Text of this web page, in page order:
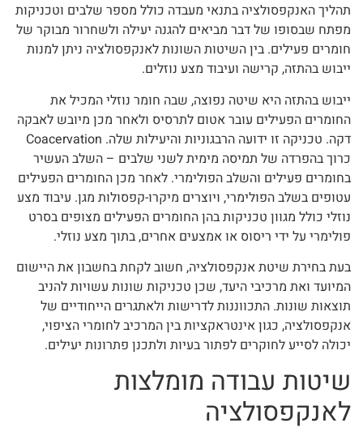
תהליך האנקפסולציה בתנאי מעבדה כולל מספר שלבים וטכניקות
מפתח שבסופו של דבר מביאים להגנה יעילה ולשחרור מבוקר של
חומרים פעילים. בין השיטות השונות לאנקפסולציה ניתן למנות
ייבוש בהתזה, קרישה ועיבוד מצע נוזלים.
ייבוש בהתזה היא שיטה נפוצה, שבה חומר נוזלי המכיל את
החומרים הפעילים עובר אטום לתרסיס ולאחר מכן מיובש לאבקה
דקה. טכניקה זו ידועה הרבגוניות והיעילות שלה. Coacervation
כרוך בהפרדה של תמיסה מימית לשני שלבים – השלב העשיר
בחומרים פעילים והשלב הפולימרי. לאחר מכן החומרים הפעילים
עטופים בשלב הפולימרי, ויוצרים מיקרו-קפסולות מגן. עיבוד מצע
נוזלי כולל מגוון טכניקות בהן החומרים הפעילים מצופים בסרט
פולימרי על ידי ריסוס או אמצעים אחרים, בתוך מצע נוזלי.
בעת בחירת שיטת אנקפסולציה, חשוב לקחת בחשבון את היישום
המיועד ואת מרכיבי היעד, שכן טכניקות שונות עשויות להניב
תוצאות שונות. התכווננות לדרישות ולאתגרים הייחודיים של
אנקפסולציה, כגון אינטראקציות בין המרכיב לחומרי הציפוי,
יכולה לסייע לחוקרים לפתור בעיות ולתכנן פתרונות יעילים.
שיטות עבודה מומלצות
לאנקפסולציה